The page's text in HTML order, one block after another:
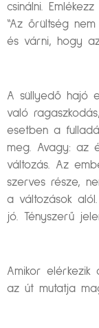
csinálni.
“Az őrültség
és várni, hogy
A süllyedő hajó
való
esetben a
meg. Avagy: az
változás. Az
szerves része,
a változások
jó. Tényszerű
Amikor
az út mutatja